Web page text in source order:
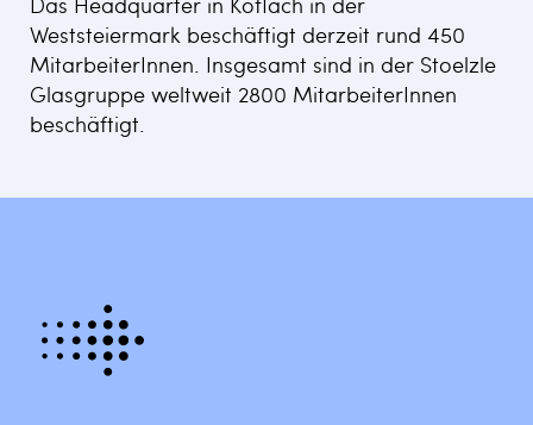
Weststeiermark beschäftigt derzeit rund 450
MitarbeiterInnen. Insgesamt sind in der Stoelzle
Glasgruppe weltweit 2800 MitarbeiterInnen
beschäftigt.